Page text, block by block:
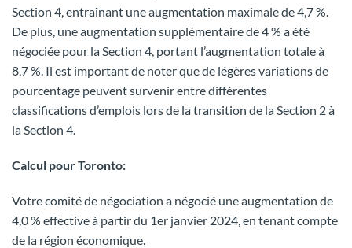
Section 4, entraînant une augmentation maximale de 4,7 %.
De plus, une augmentation supplémentaire de 4 % a été
négociée pour la Section 4, portant l’augmentation totale à
8,7 %. Il est important de noter que de légères variations de
pourcentage peuvent survenir entre différentes
classifications d’emplois lors de la transition de la Section 2 à
la Section 4.
Calcul pour Toronto:
Votre comité de négociation a négocié une augmentation de
4,0 % effective à partir du 1er janvier 2024, en tenant compte
de la région économique.